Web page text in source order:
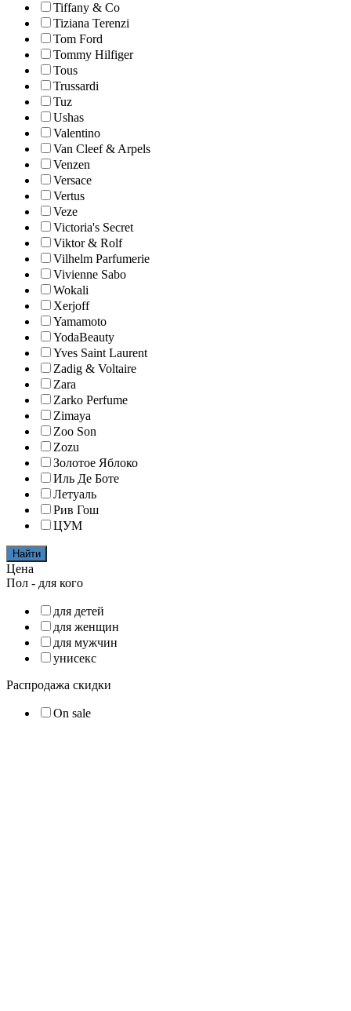
Tiffany & Co
Tiziana Terenzi
Tom Ford
Tommy Hilfiger
Tous
Trussardi
Tuz
Ushas
Valentino
Van Cleef & Arpels
Venzen
Versace
Vertus
Veze
Victoria's Secret
Viktor & Rolf
Vilhelm Parfumerie
Vivienne Sabo
Wokali
Xerjoff
Yamamoto
YodaBeauty
Yves Saint Laurent
Zadig & Voltaire
Zara
Zarko Perfume
Zimaya
Zoo Son
Zozu
Золотое Яблоко
Иль Де Боте
Летуаль
Рив Гош
ЦУМ
Найти
Цена
Пол - для кого
для детей
для женщин
для мужчин
унисекс
Распродажа скидки
On sale